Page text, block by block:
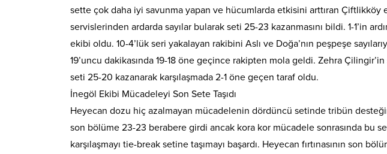
sette çok daha iyi savunma yapan ve hücumlarda etkisini arttıran Çiftlikköy
servislerinden ardarda sayılar bularak seti 25-23 kazanmasını bildi. 1-1’in
ekibi oldu. 10-4’lük seri yakalayan rakibini Aslı ve Doğa’nın peşpeşe
19’uncu dakikasında 19-18 öne geçince rakipten mola geldi. Zehra Çilingir’in
seti 25-20 kazanarak karşılaşmada 2-1 öne geçen taraf oldu.
İnegöl Ekibi Mücadeleyi Son Sete Taşıdı
Heyecan dozu hiç azalmayan mücadelenin dördüncü setinde tribün
son bölüme 23-23 berabere girdi ancak kora kor mücadele sonrasında bu
karşılaşmayı tie-break setine taşımayı başardı. Heyecan fırtınasının son